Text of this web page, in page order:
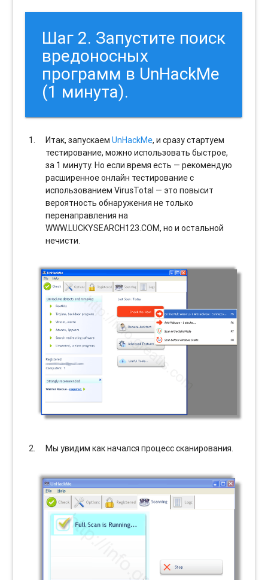
Шаг 2. Запустите поиск
вредоносных
программ в UnHackMe
(1 минута).
Итак, запускаемUnHackMe, и сразу стартуем
тестирование, можно использовать быстрое,
за 1 минуту. Но если время есть — рекомендую
расширенное онлайн тестирование с
использованием VirusTotal — это повысит
вероятность обнаружения не только
перенаправления на
WWW.LUCKYSEARCH123.COM, но и остальной
нечисти.
Мы увидим как начался процесс сканирования.